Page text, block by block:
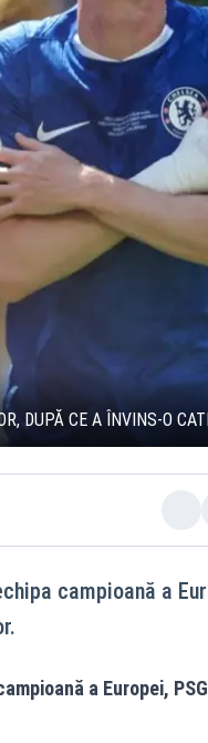
DUPĂ CE A ÎNVINS-O
campioană a
a Europei,